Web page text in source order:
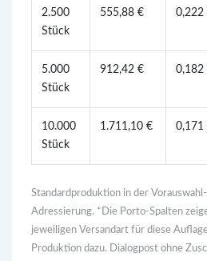
2.500
Stück
555,88 € 0,222
5.000
Stück
912,42 € 0,182
10.000
Stück
1.711,10 € 0,171
Standardproduktion in der
Adressierung. *Die Porto-Spalten
jeweiligen Versandart für diese
Produktion dazu. Dialogpost ohne